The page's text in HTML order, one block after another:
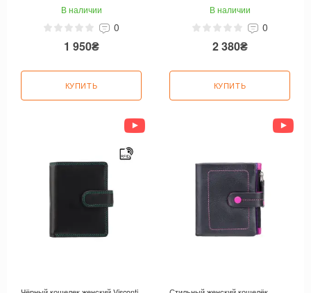
В наличии
0
1 950₴
КУПИТЬ
В наличии
0
2 380₴
КУПИТЬ